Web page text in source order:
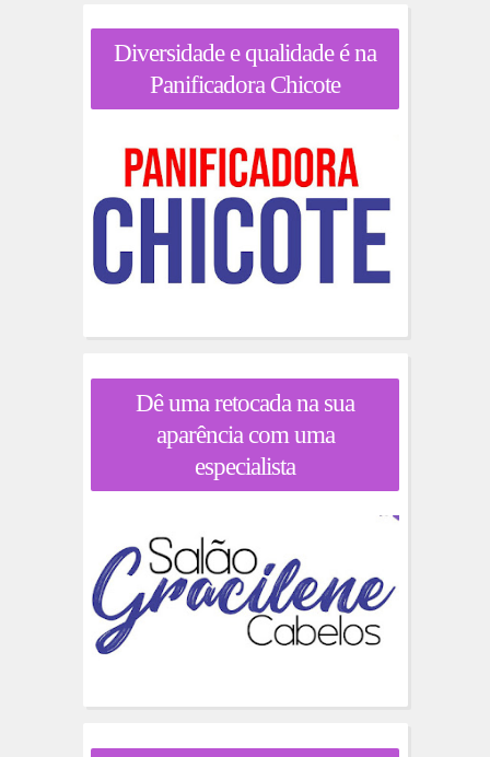
Diversidade e qualidade é na
Panificadora Chicote
Dê uma retocada na sua
aparência com uma
especialista